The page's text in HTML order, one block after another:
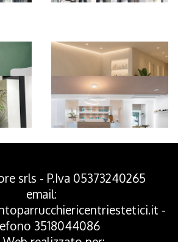
srls - P.Iva 05373240265
email:
-
3518044086